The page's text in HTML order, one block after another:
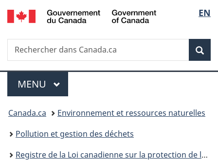
Passer
au
principal
Passer
à
Au
du
Passer
à
version
simplifiée
de
la
EN
Recherche
Rechercher
dans
Menu
MENU PRINCIPAL
Vous
êtes
ici :
Canada.ca
Environnement et ressources naturelles
Pollution et gestion des déchets
Registre de la Loi canadienne sur la protection de l’environnement